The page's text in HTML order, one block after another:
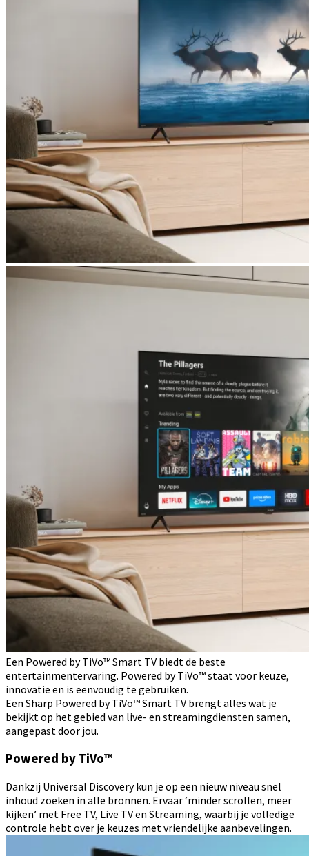
Een Powered by TiVo™ Smart TV biedt de beste
entertainmentervaring. Powered by TiVo™ staat voor keuze,
innovatie en is eenvoudig te gebruiken.
Een Sharp Powered by TiVo™ Smart TV brengt alles wat je
bekijkt op het gebied van live- en streamingdiensten samen,
aangepast door jou.
Powered by TiVo™
Dankzij Universal Discovery kun je op een nieuw niveau snel
inhoud zoeken in alle bronnen. Ervaar ‘minder scrollen, meer
kijken’ met Free TV, Live TV en Streaming, waarbij je volledige
controle hebt over je keuzes met vriendelijke aanbevelingen.